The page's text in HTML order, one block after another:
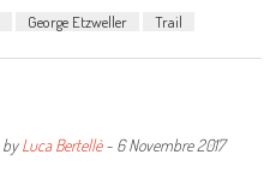
George Etzweller Trail
byLuca Bertellè- 6 Novembre 2017